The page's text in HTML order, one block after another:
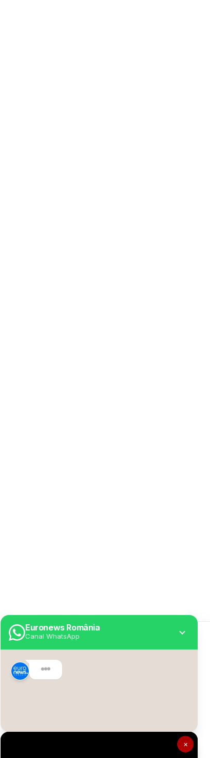
×
Euronews România
Canal WhatsApp
Despre Euronews